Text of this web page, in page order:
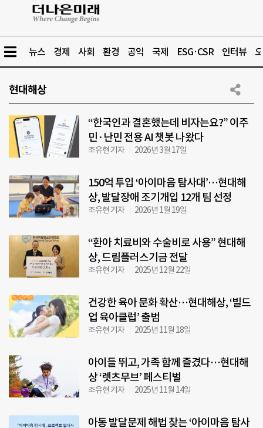
뉴스 경제 사회 환경 공익 국제 ESG·CSR 인터뷰
현대해상
“한국인과 결혼했는데 비자는요?” 이주
민·난민 전용 AI 챗봇 나왔다
조유현 기자 2026년 3월 17일
150억 투입 ‘아이마음 탐사대’…현대해
상, 발달장애 조기개입 12개 팀 선정
조유현 기자 2026년 1월 19일
“환아 치료비와 수술비로 사용” 현대해
상, 드림플러스기금 전달
조유현 기자 2025년 12월 22일
건강한 육아 문화 확산…현대해상, ‘빌드
업 육아클럽’ 출범
조유현 기자 2025년 11월 18일
아이들 뛰고, 가족 함께 즐겼다…현대해
상 ‘렛츠무브’ 페스티벌
조유현 기자 2025년 11월 14일
아동 발달문제 해법 찾는 ‘아이마음 탐사